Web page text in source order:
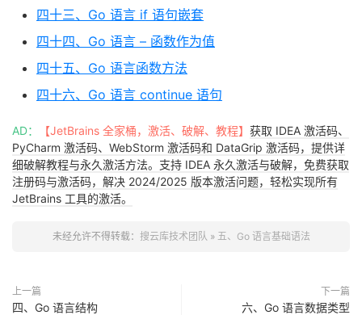
四十三、Go 语言 if 语句嵌套
四十四、Go 语言 – 函数作为值
四十五、Go 语言函数方法
四十六、Go 语言 continue 语句
AD： 【JetBrains 全家桶，激活、破解、教程】 获取 IDEA 激活码、
PyCharm 激活码、WebStorm 激活码和 DataGrip 激活码，提供详
细破解教程与永久激活方法。支持 IDEA 永久激活与破解，免费获取
注册码与激活码，解决 2024/2025 版本激活问题，轻松实现所有
JetBrains 工具的激活。
未经允许不得转载： 搜云库技术团队 » 五、Go 语言基础语法
上一篇
四、Go 语言结构
下一篇
六、Go 语言数据类型